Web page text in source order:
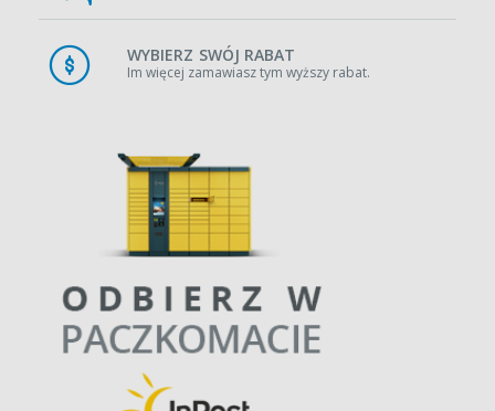
WYBIERZ SWÓJ RABAT
Im więcej zamawiasz tym wyższy rabat.